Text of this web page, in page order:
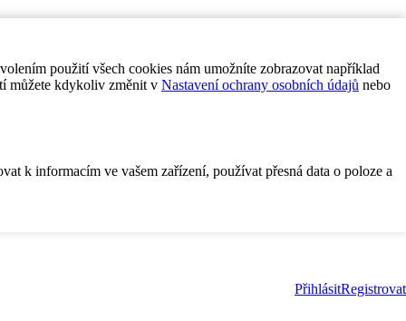
použití všech cookies nám umožníte zobrazovat například
můžete kdykoliv změnit v Nastavení ochrany osobních údajů nebo
k informacím ve vašem zařízení, používat přesná data o poloze a
PřihlásitRegistrovat